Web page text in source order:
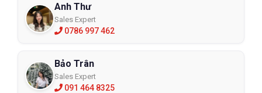
Anh Thư
Sales Expert
0786 997 462
Bảo Trân
Sales Expert
091 464 8325